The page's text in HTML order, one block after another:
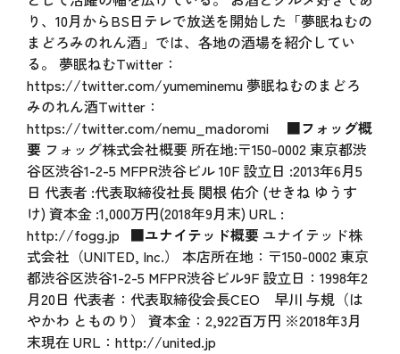
り、10月からBS日テレで放送を開始した「夢眠ねむの
まどろみのれん酒」では、各地の酒場を紹介してい
る。 夢眠ねむTwitter：
https://twitter.com/yumeminemu夢眠ねむのまどろ
みのれん酒Twitter：
https://twitter.com/nemu_madoromi
■フォッグ概
要フォッグ株式会社概要 所在地:〒150-0002 東京都渋
谷区渋谷1-2-5 MFPR渋谷ビル 10F 設立日 :2013年6月5
日 代表者 :代表取締役社長 関根 佑介 (せきね ゆうす
け) 資本金 :1,000万円(2018年9月末) URL :
http://fogg.jp ■ユナイテッド概要ユナイテッド株
式会社（UNITED, Inc.） 本店所在地：〒150-0002 東京
都渋谷区渋谷1-2-5 MFPR渋谷ビル9F 設立日：1998年2
月20日 代表者：代表取締役会長CEO 早川 与規（は
やかわ とものり） 資本金：2,922百万円 ※2018年3月
末現在 URL： http://united.jp